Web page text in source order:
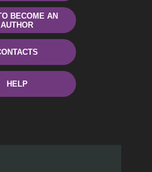
BECOME AN
AUTHOR
HELP